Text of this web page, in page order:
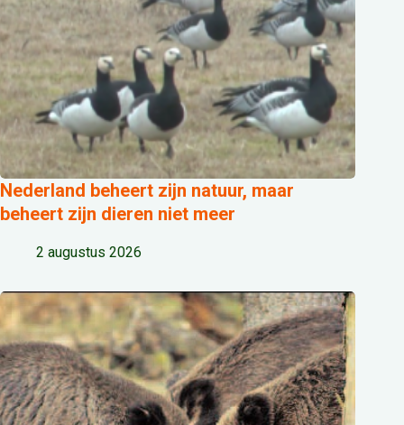
Nederland beheert zijn natuur, maar
beheert zijn dieren niet meer
2 augustus 2026